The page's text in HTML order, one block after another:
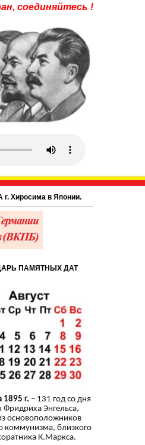
соединяйтесь !
в Японии.
ПАМЯТНЫХ ДАТ
1895 г. – 131 год со дня
Фридриха Энгельса,
основоположников
коммунизма, близкого
К.Маркса.